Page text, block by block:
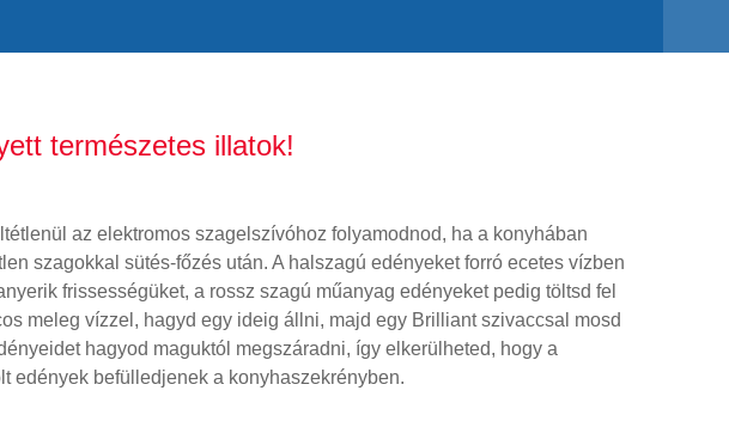
természetes illatok!
az elektromos szagelszívóhoz folyamodnod, ha a konyhában
szagokkal sütés-főzés után. A halszagú edényeket forró ecetes vízben
frissességüket, a rossz szagú műanyag edényeket pedig töltsd fel
meleg vízzel, hagyd egy ideig állni, majd egy Brilliant szivaccsal mosd
hagyod maguktól megszáradni, így elkerülheted, hogy a
edények befülledjenek a konyhaszekrényben.